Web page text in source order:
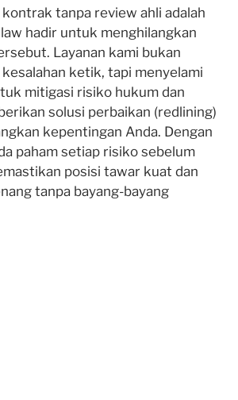
tanpa review ahli adalah
hadir untuk menghilangkan
Layanan kami bukan
ketik, tapi menyelami
mitigasi risiko hukum dan
solusi perbaikan (redlining)
kepentingan Anda. Dengan
paham setiap risiko sebelum
posisi tawar kuat dan
tanpa bayang-bayang